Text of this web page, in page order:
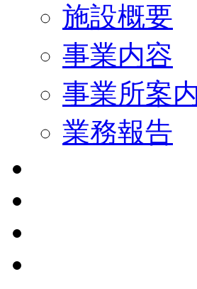
施設概要
事業内容
事業所案内
業務報告